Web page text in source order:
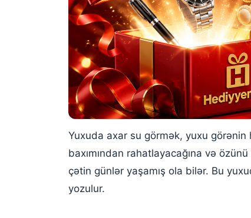
Yuxuda axar su görmək, yuxu
baxımından rahatlayacağına və
çətin günlər yaşamış ola bilər. Bu
yozulur.